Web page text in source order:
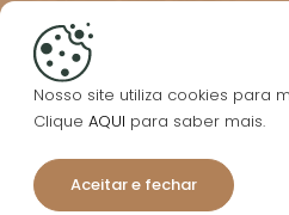
Nosso site utiliza cookies para
Clique AQUI para saber mais.
Aceitar e fechar
Redes sociais
Endereço